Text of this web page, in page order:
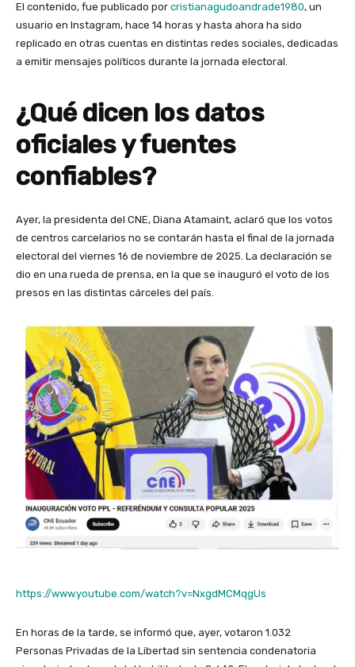
El contenido, fue publicado por cristianagudoandrade1980, un
usuario en Instagram, hace 14 horas y hasta ahora ha sido
replicado en otras cuentas en distintas redes sociales, dedicadas
a emitir mensajes políticos durante la jornada electoral.
¿Qué dicen los datos
oficiales y fuentes
confiables?
Ayer, la presidenta del CNE, Diana Atamaint, aclaró que los votos
de centros carcelarios no se contarán hasta el final de la jornada
electoral del viernes 16 de noviembre de 2025. La declaración se
dio en una rueda de prensa, en la que se inauguró el voto de los
presos en las distintas cárceles del país.
https://www.youtube.com/watch?v=NxgdMCMqgUs
En horas de la tarde, se informó que, ayer, votaron 1.032
Personas Privadas de la Libertad sin sentencia condenatoria